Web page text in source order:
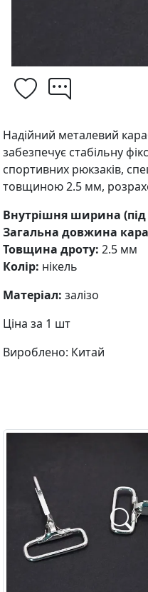
Надійний металевий
забезпечує стабільну
спортивних рюкзаків,
товщиною 2.5 мм,
Внутрішня ширина (під
Загальна довжина
Товщина дроту: 2.5 мм
Колір: нікель
Матеріал: залізо
Ціна за 1 шт
Вироблено: Китай